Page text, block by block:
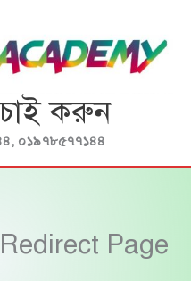
করুন
০১৯৭৮৫৭৭১৪৪
Page